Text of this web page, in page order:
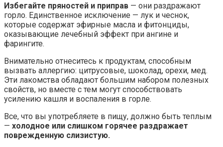
Избегайте пряностей и приправ — они раздражают
горло. Единственное исключение — лук и чеснок,
которые содержат эфирные масла и фитонциды,
оказывающие лечебный эффект при ангине и
фарингите.
Внимательно отнеситесь к продуктам, способным
вызвать аллергию: цитрусовые, шоколад, орехи, мед.
Эти лакомства обладают большим набором полезных
свойств, но вместе с тем могут способствовать
усилению кашля и воспаления в горле.
Все, что вы употребляете в пищу, должно быть теплым
— холодное или слишком горячее раздражает
поврежденную слизистую.